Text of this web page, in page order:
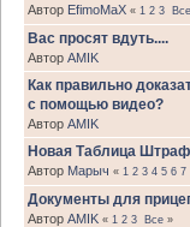
Автор EfimoMaX « 1 2 3 Все
Вас просят вдуть....
Автор AMIK
Как правильно
с помощью видео?
Автор AMIK
Новая Таблица
Автор Марыч « 1 2 3 4 5 6 7
Документы для
Автор AMIK « 1 2 3 Все »